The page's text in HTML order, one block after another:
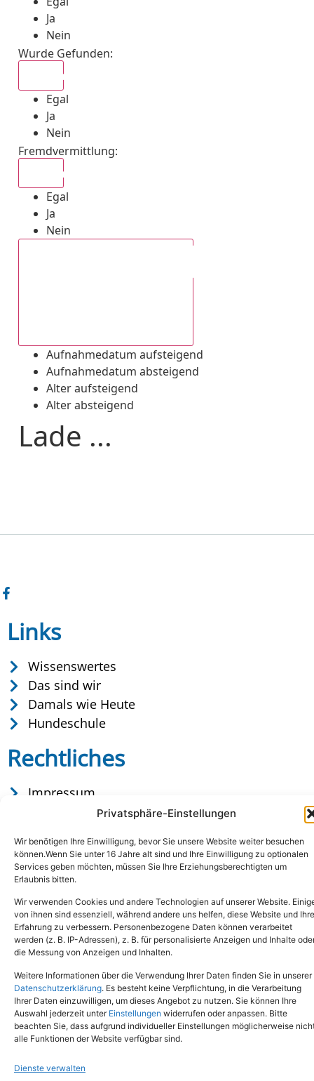
Privatsphäre-Einstellungen
Wir benötigen Ihre Einwilligung, bevor Sie unsere Website weiter besuchen
können.Wenn Sie unter 16 Jahre alt sind und Ihre Einwilligung zu optionalen
Services geben möchten, müssen Sie Ihre Erziehungsberechtigten um
Erlaubnis bitten.
Wir verwenden Cookies und andere Technologien auf unserer Website.
von ihnen sind essenziell, während andere uns helfen, diese Website und Ihre
Erfahrung zu verbessern. Personenbezogene Daten können verarbeitet
werden (z. B. IP-Adressen), z. B. für personalisierte Anzeigen und Inhalte
die Messung von Anzeigen und Inhalten.
Weitere Informationen über die Verwendung Ihrer Daten finden Sie in unserer
Datenschutzerklärung. Es besteht keine Verpflichtung, in die Verarbeitung
Ihrer Daten einzuwilligen, um dieses Angebot zu nutzen. Sie können Ihre
Auswahl jederzeit unter Einstellungen widerrufen oder anpassen. Bitte
beachten Sie, dass aufgrund individueller Einstellungen möglicherweise
alle Funktionen der Website verfügbar sind.
Dienste verwalten
Ja
Nein
Wurde Gefunden:
Egal
Ja
Nein
Fremdvermittlung:
Egal
Ja
Nein
Aufnahmedatum aufsteigend
Aufnahmedatum absteigend
Alter aufsteigend
Alter absteigend
Lade ...
Links
Wissenswertes
Das sind wir
Damals wie Heute
Hundeschule
Rechtliches
Impressum
Datenschutz
Copyright © 2024. Alle Rechte vorbehalten.
Tel.: (02651) - 77438info@tierheim-mayen.de
In der Pluns 1, 56727 Mayen